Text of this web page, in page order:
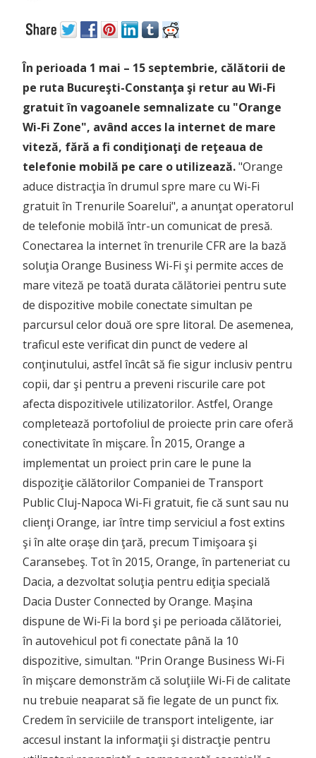
În perioada 1 mai – 15 septembrie, călătorii de
pe ruta Bucureşti-Constanţa şi retur au Wi-Fi
gratuit în vagoanele semnalizate cu "Orange
Wi-Fi Zone", având acces la internet de mare
viteză, fără a fi condiţionaţi de reţeaua de
telefonie mobilă pe care o utilizează."Orange
aduce distracţia în drumul spre mare cu Wi-Fi
gratuit în Trenurile Soarelui", a anunţat operatorul
de telefonie mobilă într-un comunicat de presă.
Conectarea la internet în trenurile CFR are la bază
soluţia Orange Business Wi-Fi şi permite acces de
mare viteză pe toată durata călătoriei pentru sute
de dispozitive mobile conectate simultan pe
parcursul celor două ore spre litoral. De asemenea,
traficul este verificat din punct de vedere al
conţinutului, astfel încât să fie sigur inclusiv pentru
copii, dar şi pentru a preveni riscurile care pot
afecta dispozitivele utilizatorilor. Astfel, Orange
completează portofoliul de proiecte prin care oferă
conectivitate în mişcare. În 2015, Orange a
implementat un proiect prin care le pune la
dispoziţie călătorilor Companiei de Transport
Public Cluj-Napoca Wi-Fi gratuit, fie că sunt sau nu
clienţi Orange, iar între timp serviciul a fost extins
şi în alte oraşe din ţară, precum Timişoara şi
Caransebeş. Tot în 2015, Orange, în parteneriat cu
Dacia, a dezvoltat soluţia pentru ediţia specială
Dacia Duster Connected by Orange. Maşina
dispune de Wi-Fi la bord şi pe perioada călătoriei,
în autovehicul pot fi conectate până la 10
dispozitive, simultan. "Prin Orange Business Wi-Fi
în mişcare demonstrăm că soluţiile Wi-Fi de calitate
nu trebuie neaparat să fie legate de un punct fix.
Credem în serviciile de transport inteligente, iar
accesul instant la informaţii şi distracţie pentru